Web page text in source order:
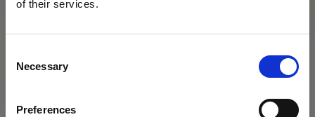
of their services.
Selection
Necessary
Preferences